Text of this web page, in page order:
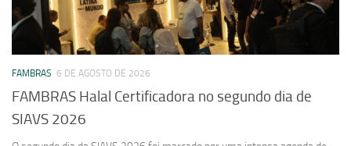
FAMBRAS 6 DE AGOSTO DE 2026
FAMBRAS Halal Certificadora no segundo dia de
SIAVS 2026